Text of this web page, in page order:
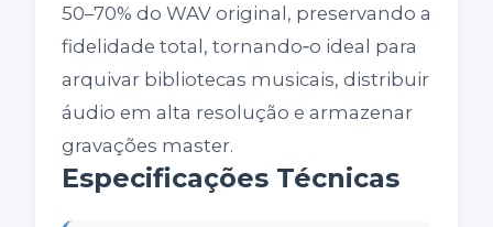
50–70% do WAV original, preservando a
fidelidade total, tornando‑o ideal para
arquivar bibliotecas musicais, distribuir
áudio em alta resolução e armazenar
gravações master.
Especificações Técnicas